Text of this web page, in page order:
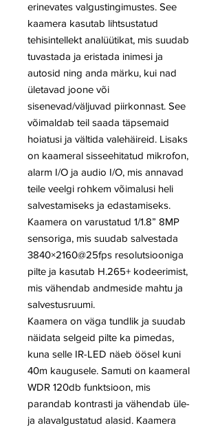
erinevates valgustingimustes. See
kaamera kasutab lihtsustatud
tehisintellekt analüütikat, mis suudab
tuvastada ja eristada inimesi ja
autosid ning anda märku, kui nad
ületavad joone või
sisenevad/väljuvad piirkonnast. See
võimaldab teil saada täpsemaid
hoiatusi ja vältida valehäireid. Lisaks
on kaameral sisseehitatud mikrofon,
alarm I/O ja audio I/O, mis annavad
teile veelgi rohkem võimalusi heli
salvestamiseks ja edastamiseks.
Kaamera on varustatud 1/1.8” 8MP
sensoriga, mis suudab salvestada
3840×2160@25fps resolutsiooniga
pilte ja kasutab H.265+ kodeerimist,
mis vähendab andmeside mahtu ja
salvestusruumi.
Kaamera on väga tundlik ja suudab
näidata selgeid pilte ka pimedas,
kuna selle IR-LED näeb öösel kuni
40m kaugusele. Samuti on kaameral
WDR 120db funktsioon, mis
parandab kontrasti ja vähendab üle-
ja alavalgustatud alasid. Kaamera